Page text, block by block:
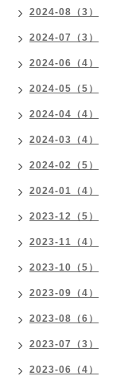
2024-08（3）
2024-07（3）
2024-06（4）
2024-05（5）
2024-04（4）
2024-03（4）
2024-02（5）
2024-01（4）
2023-12（5）
2023-11（4）
2023-10（5）
2023-09（4）
2023-08（6）
2023-07（3）
2023-06（4）